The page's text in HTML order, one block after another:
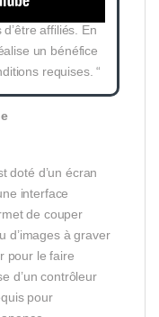
affiliés. En
un bénéfice
requises. “
doté d’un écran
interface
de couper
d’images à graver
pour le faire
d’un contrôleur
pour